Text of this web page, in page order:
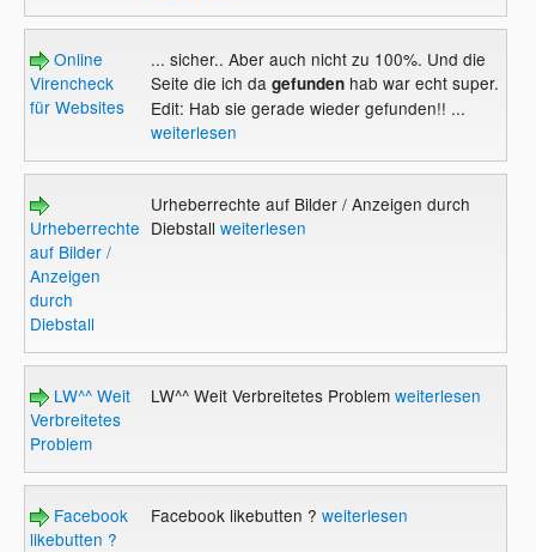
Online
Virencheck
für Websites
... sicher.. Aber auch nicht zu 100%. Und die
Seite die ich da gefundenhab war echt super.
Edit: Hab sie gerade wieder gefunden!! ...
weiterlesen
Urheberrechte
auf Bilder /
Anzeigen
durch
Diebstall
Urheberrechte auf Bilder / Anzeigen durch
Diebstall weiterlesen
LW^^ Weit
Verbreitetes
Problem
LW^^ Weit Verbreitetes Problem weiterlesen
Facebook
likebutten ?
Facebook likebutten ? weiterlesen